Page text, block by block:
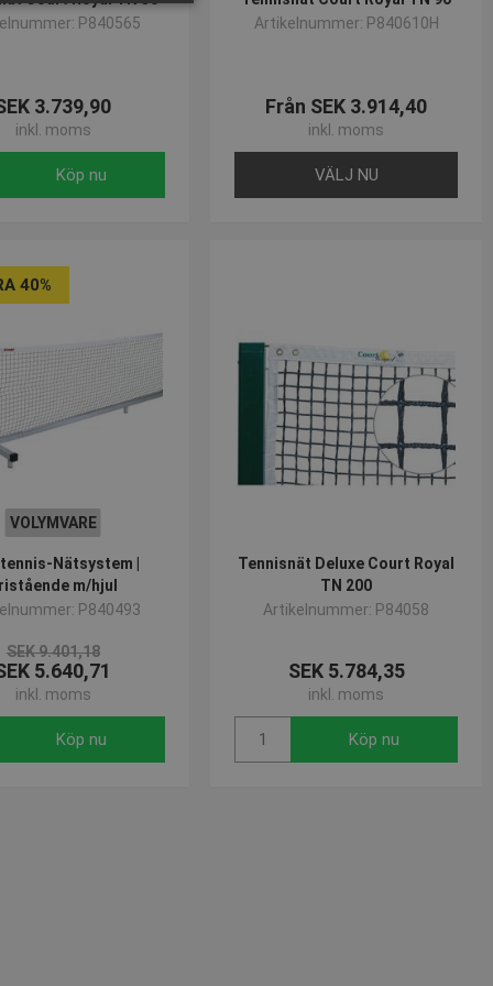
P840565
3.739,90
inkl. moms
Köp nu
Artikelnummer: P840610H
Från SEK 3.914,40
inkl. moms
VÄLJ NU
VOLYMVARE
40%
Nätsystem |
m/hjul
P840493
SEK 9.401,18
5.640,71
inkl. moms
Köp nu
Tennisnät Deluxe Court Royal
TN 200
Artikelnummer: P84058
SEK 5.784,35
inkl. moms
Köp nu
är nödvändigt att
- vilket är en viktig
används för att särskilja
nummer som
och används för att
ett unikt värde för
för att begränsa
såsom